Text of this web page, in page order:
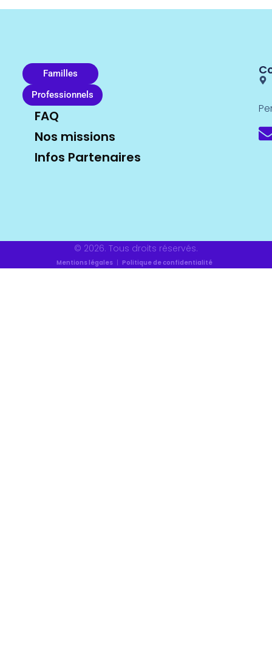
Familles
Professionnels
FAQ
Nos missions
Infos Partenaires
© 2026. Tous droits réservés.
Mentions légales| Politique de confidentialité